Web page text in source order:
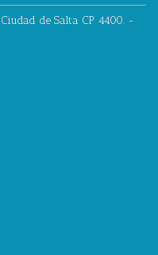
Ciudad de Salta CP 4400. -